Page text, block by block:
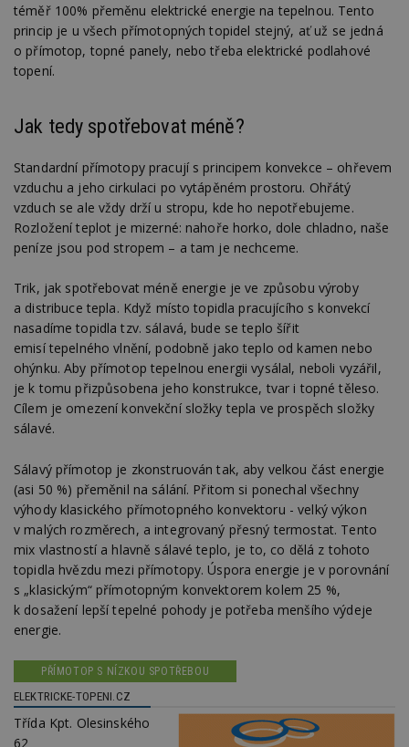
téměř 100% přeměnu elektrické energie na tepelnou. Tento
princip je u všech přímotopných topidel stejný, ať už se jedná
o přímotop, topné panely, nebo třeba elektrické podlahové
topení.
Jak tedy spotřebovat méně?
Standardní přímotopy pracují s principem konvekce – ohřevem
vzduchu a jeho cirkulaci po vytápěném prostoru. Ohřátý
vzduch se ale vždy drží u stropu, kde ho nepotřebujeme.
Rozložení teplot je mizerné: nahoře horko, dole chladno, naše
peníze jsou pod stropem – a tam je nechceme.
Trik, jak spotřebovat méně energie je ve způsobu výroby
a distribuce tepla. Když místo topidla pracujícího s konvekcí
nasadíme topidla tzv. sálavá, bude se teplo šířit
emisí tepelného vlnění, podobně jako teplo od kamen nebo
ohýnku. Aby přímotop tepelnou energii vysálal, neboli vyzářil,
je k tomu přizpůsobena jeho konstrukce, tvar i topné těleso.
Cílem je omezení konvekční složky tepla ve prospěch složky
sálavé.
Sálavý přímotop je zkonstruován tak, aby velkou část energie
(asi 50 %) přeměnil na sálání. Přitom si ponechal všechny
výhody klasického přímotopného konvektoru - velký výkon
v malých rozměrech, a integrovaný přesný termostat. Tento
mix vlastností a hlavně sálavé teplo, je to, co dělá z tohoto
topidla hvězdu mezi přímotopy. Úspora energie je v porovnání
s „klasickým“ přímotopným konvektorem kolem 25 %,
k dosažení lepší tepelné pohody je potřeba menšího výdeje
energie.
PŘÍMOTOP S NÍZKOU SPOTŘEBOU
ELEKTRICKE-TOPENI.CZ
Třída Kpt. Olesinského
62